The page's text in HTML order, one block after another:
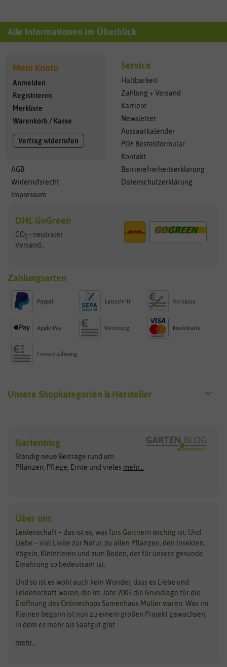
Alle Informationen im Überblick
Mein Konto
Anmelden
Registrieren
Merkliste
Warenkorb / Kasse
Vertrag widerrufen
AGB
Widerrufsrecht
Impressum
Service
Haltbarkeit
Zahlung + Versand
Karriere
Newsletter
Aussaatkalender
PDF Bestellformular
Kontakt
Barrierefreiheitserklärung
Datenschutzerklärung
DHL GoGreen
CO2 - neutraler
Versand...
Zahlungsarten
Paypal Lastschrift Vorkasse
Apple Pay Rechnung Kreditkarte
Firmenrechnung
Unsere Shopkategorien & Hersteller
Exotische Samen
Gemüsesamen
Gründünger
Kräutersamen
Obstsamen
Pilzbrut
Rasensamen
Steckzwiebeln
Zimmer & Kübelpflanzen
Kataloge
Schnäppchen
Anzucht & Gartenzubehör
Anzuchtschalen
Arche Noah
ASB Greenworld
Benary
Bingenheimer Saatgut
BioBalu
Bionana
BIOWOL
Blumicorn
Bûten Birds
Clever Pots
COMPO
Dürr-Samen
elho
Feldsaaten Freudenberger
Fertil
Flora Elite
Gartenblog
Ständig neue Beiträge rund um
Pflanzen, Pflege, Ernte und vieles mehr...
Über uns
Leidenschaft – das ist es, was fürs Gärtnern wichtig ist. Und
Liebe – viel Liebe zur Natur, zu allen Pflanzen, den Insekten,
Vögeln, Kleintieren und zum Boden, der für unsere gesunde
Ernährung so bedeutsam ist.
Und so ist es wohl auch kein Wunder, dass es Liebe und
Leidenschaft waren, die im Jahr 2003 die Grundlage für die
Eröffnung des Onlineshops Samenhaus Müller waren. Was im
Kleinen begann ist nun zu einem großen Projekt gewachsen,
in dem es mehr als Saatgut gibt.
mehr...